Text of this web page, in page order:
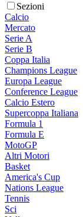
Sezioni
Calcio
Mercato
Serie A
Serie B
Coppa Italia
Champions League
Europa League
Conference League
Calcio Estero
Supercoppa Italiana
Formula 1
Formula E
MotoGP
Altri Motori
Basket
America's Cup
Nations League
Tennis
Sci